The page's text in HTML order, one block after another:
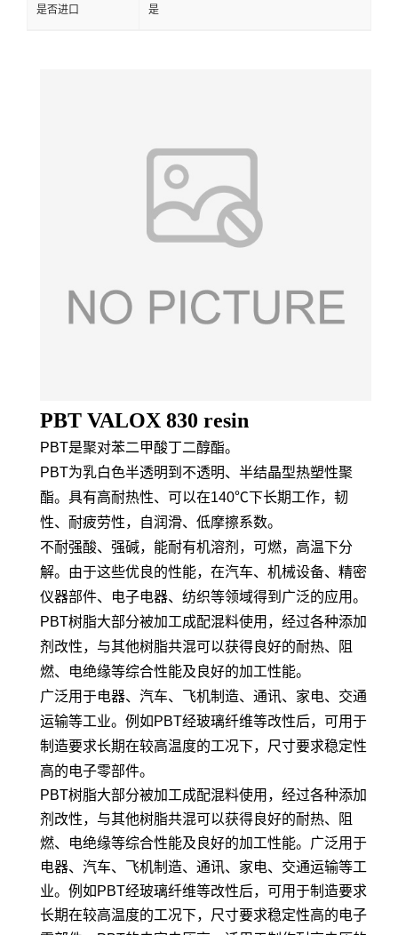
是否进口 是
PBT VALOX 830 resin
PBT是聚对苯二甲酸丁二醇酯。
PBT为乳白色半透明到不透明、半结晶型热塑性聚
酯。具有高耐热性、可以在140℃下长期工作，韧
性、耐疲劳性，自润滑、低摩擦系数。
不耐强酸、强碱，能耐有机溶剂，可燃，高温下分
解。由于这些优良的性能，在汽车、机械设备、精密
仪器部件、电子电器、纺织等领域得到广泛的应用。
PBT树脂大部分被加工成配混料使用，经过各种添加
剂改性，与其他树脂共混可以获得良好的耐热、阻
燃、电绝缘等综合性能及良好的加工性能。
广泛用于电器、汽车、飞机制造、通讯、家电、交通
运输等工业。例如PBT经玻璃纤维等改性后，可用于
制造要求长期在较高温度的工况下，尺寸要求稳定性
高的电子零部件。
PBT树脂大部分被加工成配混料使用，经过各种添加
剂改性，与其他树脂共混可以获得良好的耐热、阻
燃、电绝缘等综合性能及良好的加工性能。广泛用于
电器、汽车、飞机制造、通讯、家电、交通运输等工
业。例如PBT经玻璃纤维等改性后，可用于制造要求
长期在较高温度的工况下，尺寸要求稳定性高的电子